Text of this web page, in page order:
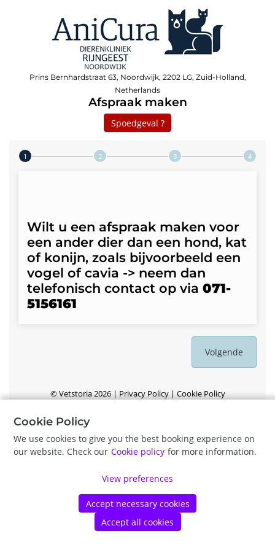
Prins Bernhardstraat 63, Noordwijk, 2202 LG, Zuid-Holland,
Netherlands
Afspraak maken
Spoedgeval ?
Step 1 of 4
Wilt u een afspraak maken voor
een ander dier dan een hond, kat
of konijn, zoals bijvoorbeeld een
vogel of cavia -> neem dan
telefonisch contact op via 071-
5156161
Volgende
©Vetstoria2026 | Privacy Policy | Cookie Policy
Cookie Policy
We use cookies to give you the best booking experience on
our website. Check our Cookie policy for more information.
View preferences
Accept necessary cookies
Accept all cookies